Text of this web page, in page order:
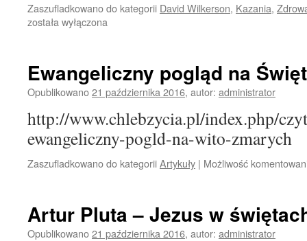
Zaszufladkowano do kategorii David Wilkerson, Kazania,
została wyłączona
Ewangeliczny pogląd na
Opublikowano21 października 2016, autor: administrator
http://www.chlebzycia.pl/index.php/
ewangeliczny-pogld-na-wito-zmarych
Zaszufladkowano do kategoriiArtykuły | Możliwość
Artur Pluta – Jezus w
Opublikowano21 października 2016, autor: administrator